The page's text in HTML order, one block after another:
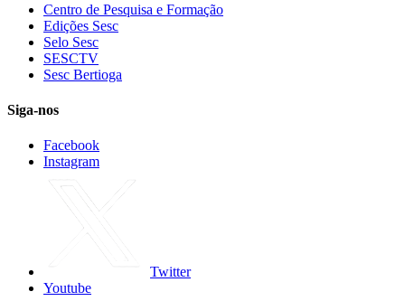
Centro de Pesquisa e Formação
Edições Sesc
Selo Sesc
SESCTV
Sesc Bertioga
Siga-nos
Facebook
Instagram
Twitter
Youtube